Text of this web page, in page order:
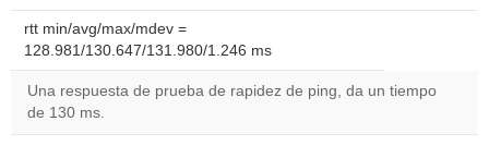
rtt min/avg/max/mdev =
128.981/130.647/131.980/1.246 ms
Una respuesta de prueba de rapidez de ping, da un tiempo
de 130 ms.